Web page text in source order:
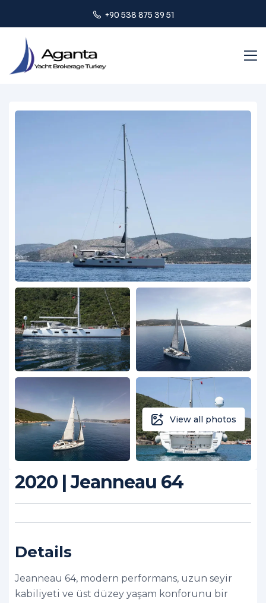
+90 538 875 39 51
View all photos
2020 | Jeanneau 64
Details
Jeanneau 64, modern performans, uzun seyir
kabiliyeti ve üst düzey yaşam konforunu bir